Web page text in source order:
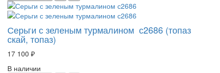
Серьги с зеленым турмалином с2686 (топаз
скай, топаз)
17 100 ₽
В наличии